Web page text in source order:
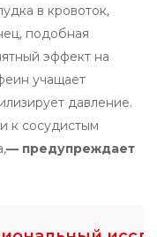
в кровоток,
подобная
эффект на
учащает
давление.
к сосудистым
— предупреждает